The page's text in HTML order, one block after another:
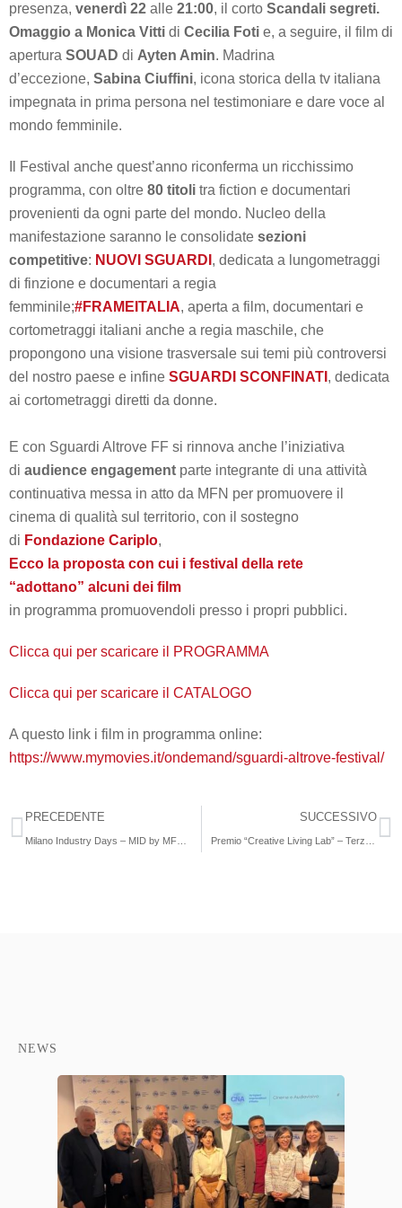
presenza, venerdì 22 alle 21:00, il corto Scandali segreti.
Omaggio a Monica Vitti di Cecilia Foti e, a seguire, il film di
apertura SOUAD di Ayten Amin. Madrina
d’eccezione, Sabina Ciuffini, icona storica della tv italiana
impegnata in prima persona nel testimoniare e dare voce al
mondo femminile.
Il Festival anche quest’anno riconferma un ricchissimo
programma, con oltre 80 titoli tra fiction e documentari
provenienti da ogni parte del mondo. Nucleo della
manifestazione saranno le consolidate sezioni
competitive: NUOVI SGUARDI , dedicata a lungometraggi
di finzione e documentari a regia
femminile;#FRAMEITALIA, aperta a film, documentari e
cortometraggi italiani anche a regia maschile, che
propongono una visione trasversale sui temi più controversi
del nostro paese e infine SGUARDI SCONFINATI , dedicata
ai cortometraggi diretti da donne.
E con Sguardi Altrove FF si rinnova anche l’iniziativa
di audience engagement parte integrante di una attività
continuativa messa in atto da MFN per promuovere il
cinema di qualità sul territorio, con il sostegno
di Fondazione Cariplo,
Ecco la proposta con cui i festival della rete
“adottano” alcuni dei film
in programma promuovendoli presso i propri pubblici.
Clicca qui per scaricare il PROGRAMMA
Clicca qui per scaricare il CATALOGO
A questo link i film in programma online:
https://www.mymovies.it/ondemand/sguardi-altrove-festival/
PRECEDENTE SUCCESSIVO
NEWS